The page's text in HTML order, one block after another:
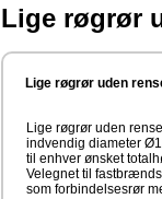
Lige røgrør
Lige røgrør uden
Lige røgrør uden
indvendig diameter
til enhver ønsket
Velegnet til
som forbindelsesrør